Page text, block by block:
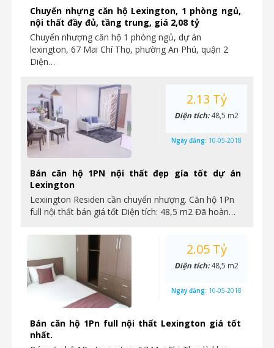
Chuyển nhựng căn hộ Lexington, 1 phòng ngủ,
nội thất đầy đủ, tầng trung, giá 2,08 tỷ
Chuyển nhượng căn hộ 1 phòng ngủ, dự án
lexington, 67 Mai Chí Thọ, phường An Phú, quận 2
Diện…
Bán căn hộ 1PN nội thất đẹp gía tốt dự án
Lexington
Lexiington Residen cần chuyển nhượng. Căn hộ 1Pn
full nội thất bán giá tốt Diện tích: 48,5 m2 Đã hoàn…
2.13 Tỷ
Diện tích:48,5 m2
Ngày đăng: 10-05-2018
Bán căn hộ 1Pn full nội thất Lexington giá tốt
nhất.
2.05 Tỷ
Diện tích:48,5 m2
Ngày đăng: 10-05-2018